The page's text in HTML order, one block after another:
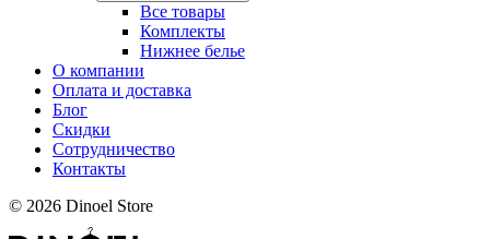
Все товары
Комплекты
Нижнее белье
О компании
Оплата и доставка
Блог
Скидки
Сотрудничество
Контакты
© 2026 Dinoel Store